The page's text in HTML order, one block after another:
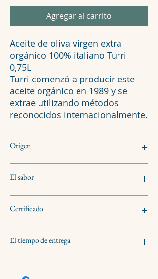
Agregar al carrito
Aceite de oliva virgen extra
orgánico 100% italiano Turri
0,75L
Turri comenzó a producir este
aceite orgánico en 1989 y se
extrae utilizando métodos
reconocidos internacionalmente.
Origen
El sabor
maduro
Certificado
El tiempo de entrega